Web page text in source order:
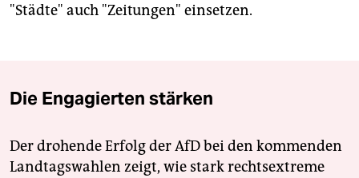
"Städte" auch "Zeitungen" einsetzen.
Die Engagierten stärken
Der drohende Erfolg der AfD bei den kommenden
Landtagswahlen zeigt, wie stark rechtsextreme